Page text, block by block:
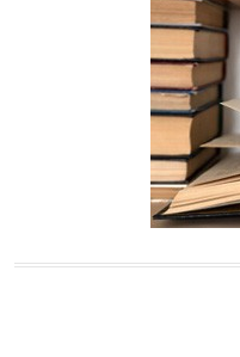
يتكون في البحر ويتركب
أو شديد الحمرة وهو
الش
تم اعتمادها مصطلحاً